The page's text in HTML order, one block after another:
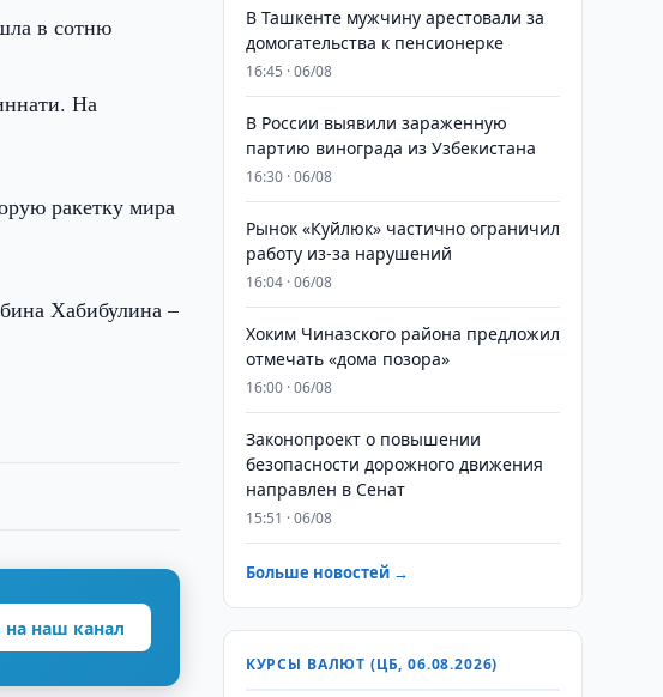
в сотню
На
ракетку мира
Хабибулина –
на наш канал
В Ташкенте мужчину арестовали за
домогательства к пенсионерке
16:45 · 06/08
В России выявили зараженную
партию винограда из Узбекистана
16:30 · 06/08
Рынок «Куйлюк» частично ограничил
работу из-за нарушений
16:04 · 06/08
Хоким Чиназского района предложил
отмечать «дома позора»
16:00 · 06/08
Законопроект о повышении
безопасности дорожного движения
направлен в Сенат
15:51 · 06/08
Больше новостей →
КУРСЫ ВАЛЮТ (ЦБ, 06.08.2026)